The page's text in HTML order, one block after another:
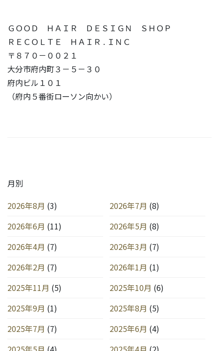
ＧＯＯＤ ＨＡＩＲ ＤＥＳＩＧＮ ＳＨＯＰ
ＲＥＣＯＬＴＥ ＨＡＩＲ . ＩＮＣ
〒８７０－００２１
大分市府内町３－５－３０
府内ビル１０１
（府内５番街ローソン向かい）
月別
2026年8月 (3) 2026年7月 (8)
2026年6月 (11) 2026年5月 (8)
2026年4月 (7) 2026年3月 (7)
2026年2月 (7) 2026年1月 (1)
2025年11月 (5) 2025年10月 (6)
2025年9月 (1) 2025年8月 (5)
2025年7月 (7) 2025年6月 (4)